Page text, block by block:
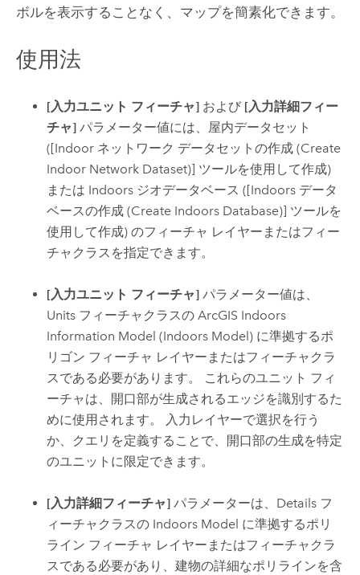
ボルを表示することなく、マップを簡素化できます。
使用法
[入力ユニット フィーチャ] および [入力詳細フィー
チャ] パラメーター値には、屋内データセット
([Indoor ネットワーク データセットの作成 (Create
Indoor Network Dataset)] ツールを使用して作成)
または Indoors ジオデータベース ([Indoors データ
ベースの作成 (Create Indoors Database)] ツールを
使用して作成) のフィーチャ レイヤーまたはフィー
チャクラスを指定できます。
[入力ユニット フィーチャ] パラメーター値は、
Units フィーチャクラスのArcGIS Indoors
Information Model (Indoors Model) に準拠するポ
リゴン フィーチャ レイヤーまたはフィーチャクラ
スである必要があります。 これらのユニット フィ
ーチャは、開口部が生成されるエッジを識別するた
めに使用されます。 入力レイヤーで選択を行う
か、クエリを定義することで、開口部の生成を特定
のユニットに限定できます。
[入力詳細フィーチャ] パラメーターは、Details フ
ィーチャクラスの Indoors Model に準拠するポリ
ライン フィーチャ レイヤーまたはフィーチャクラ
スである必要があり、建物の詳細なポリラインを含